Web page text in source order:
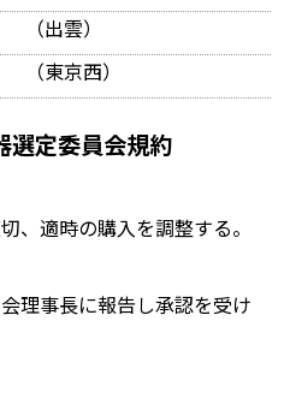
出雲）
東京西）
選定委員会規約
、適時の購入を調整する。
理事長に報告し承認を受け